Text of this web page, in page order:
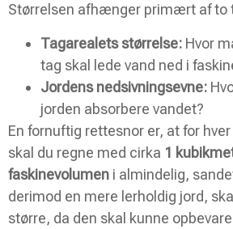
Størrelsen afhænger primært af to
Tagarealets størrelse: Hvor
tag skal lede vand ned i
Jordens nedsivningsevne:
jorden absorbere vandet?
En fornuftig rettesnor er, at for hver
skal du regne med cirka 1
faskinevolumen i almindelig,
derimod en mere lerholdig jord,
større, da den skal kunne